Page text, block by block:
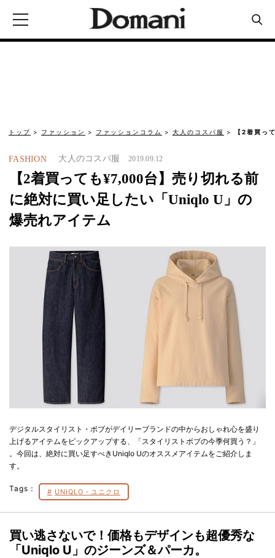
トップ ファッション ファッションコラム 大人のコスパ服 【2着買っ
FASHION 大人のコスパ服 2019.09.12
【2着買っても¥7,000台】売り切れる前
に絶対に買い足したい「Uniqlo U」の
爆売れアイテム
デジタルスタイリスト・ボブがデイリーブランドの中からおしゃれ心を盛り
上げるアイテムをピックアップする、「スタイリストボブの今季何買う？」
。今回は、絶対に買い足すべきUniqlo Uのオススメアイテムをご紹介しま
す。
Tags： UNIQLO・ユニクロ
買い逃さないで！価格もデザインも超優秀な
「Uniqlo U」のジーンズ＆パーカ。